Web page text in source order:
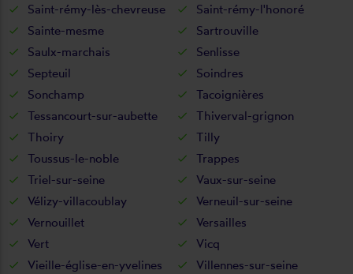
Saint-rémy-lès-chevreuse
Saint-rémy-l'honoré
Sainte-mesme
Sartrouville
Saulx-marchais
Senlisse
Septeuil
Soindres
Sonchamp
Tacoignières
Tessancourt-sur-aubette
Thiverval-grignon
Thoiry
Tilly
Toussus-le-noble
Trappes
Triel-sur-seine
Vaux-sur-seine
Vélizy-villacoublay
Verneuil-sur-seine
Vernouillet
Versailles
Vert
Vicq
Vieille-église-en-yvelines
Villennes-sur-seine